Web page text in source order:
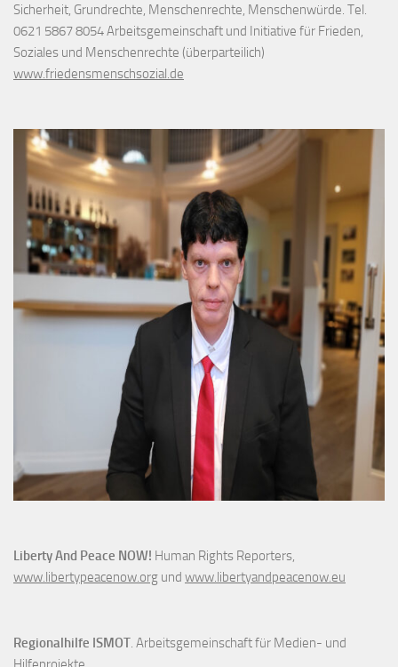
Sicherheit, Grundrechte, Menschenrechte, Menschenwürde. Tel.
0621 5867 8054 Arbeitsgemeinschaft und Initiative für Frieden,
Soziales und Menschenrechte (überparteilich)
www.friedensmenschsozial.de
Liberty And Peace NOW! Human Rights Reporters,
www.libertypeacenow.org und www.libertyandpeacenow.eu
Regionalhilfe ISMOT. Arbeitsgemeinschaft für Medien- und